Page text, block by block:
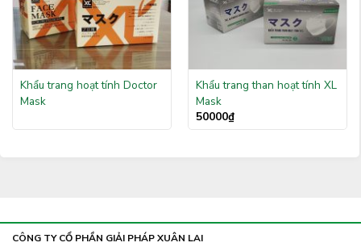
Khẩu trang hoạt tính Doctor
Mask
Khẩu trang than hoạt tính XL
Mask
50000₫
CÔNG TY CỔ PHẦN GIẢI PHÁP XUÂN LAI